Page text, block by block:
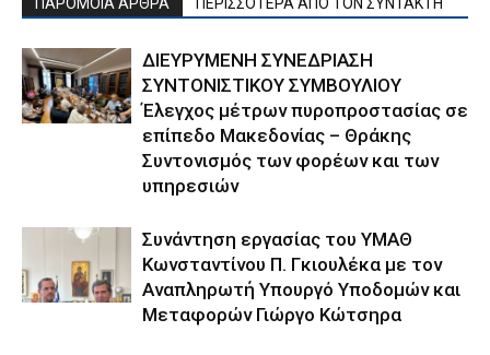
ΔΙΕΥΡΥΜΕΝΗ ΣΥΝΕΔΡΙΑΣΗ
ΣΥΝΤΟΝΙΣΤΙΚΟΥ ΣΥΜΒΟΥΛΙΟΥ
Έλεγχος μέτρων πυροπροστασίας σε
επίπεδο Μακεδονίας – Θράκης
Συντονισμός των φορέων και των
υπηρεσιών
Συνάντηση εργασίας του ΥΜΑΘ
Κωνσταντίνου Π. Γκιουλέκα με τον
Αναπληρωτή Υπουργό Υποδομών και
Μεταφορών Γιώργο Κώτσηρα